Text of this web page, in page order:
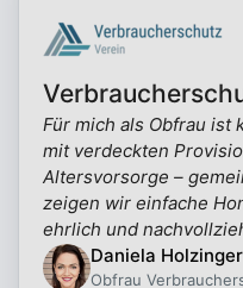
Für mich als Obfrau ist
mit verdeckten
Altersvorsorge –
zeigen wir einfache
ehrlich und
Daniela Holzinger
Obfrau